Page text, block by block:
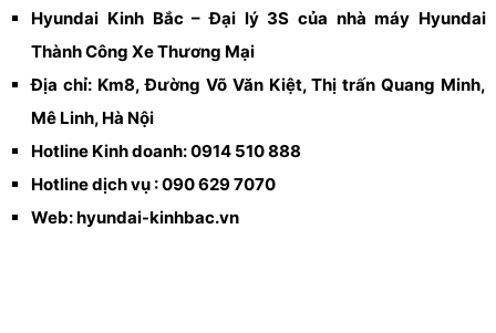
Hyundai Kinh Bắc – Đại lý 3S của nhà máy Hyundai
Thành Công Xe Thương Mại
Địa chỉ: Km8, Đường Võ Văn Kiệt, Thị trấn Quang Minh,
Mê Linh, Hà Nội
Hotline Kinh doanh: 0914 510 888
Hotline dịch vụ : 090 629 7070
Web: hyundai-kinhbac.vn